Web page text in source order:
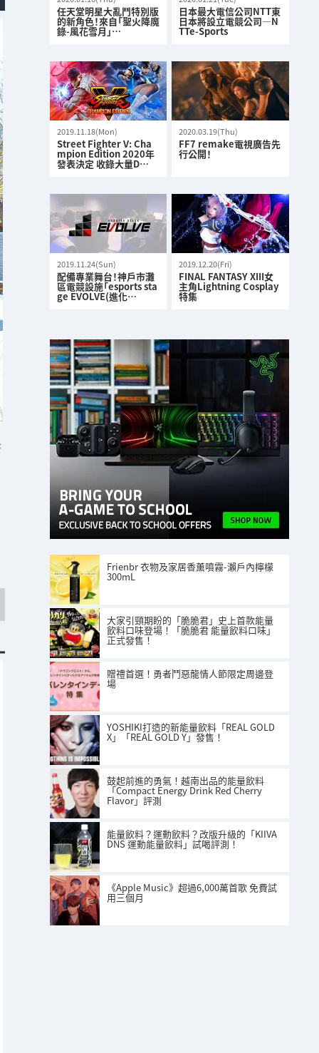
任天堂明星大亂鬥特別版
的新角色！來自「聖火降魔
錄-風花雪月」…
日本最大電信公司NTT東
日本將設立電競公司—N
TTe-Sports
2019.11.18(Mon)
Street Fighter V: Cha
mpion Edition 2020年
發表決定 收錄大量D…
2020.03.19(Thu)
FF7 remake電視廣告先
行公開！
2019.11.24(Sun)
配備專業舞台！神戶市灘
區電競設施「esports sta
ge EVOLVE(進化…
2019.12.20(Fri)
FINAL FANTASY XIII女
主角Lightning Cosplay
特集
Frienbr 衣物及家居香薰噴霧-瀨戶內檸檬
300mL
大家引頸期盼的「脆脆君」史上首款能量
飲料口味登場！「脆脆君 能量飲料口味」
正式發售！
贈禮首選！勇者鬥惡龍情人節限定周邊登
場
YOSHIKI打造的新能量飲料「REAL GOLD
X」「REAL GOLD Y」發售！
鼓起前進的勇氣！越南出品的能量飲料
「Compact Energy Drink Red Cherry
Flavor」評測
能量飲料？運動飲料？改版升級的「KIIVA
DNS 運動能量飲料」試喝評測！
《Apple Music》超過6,000萬首歌 免費試
用三個月